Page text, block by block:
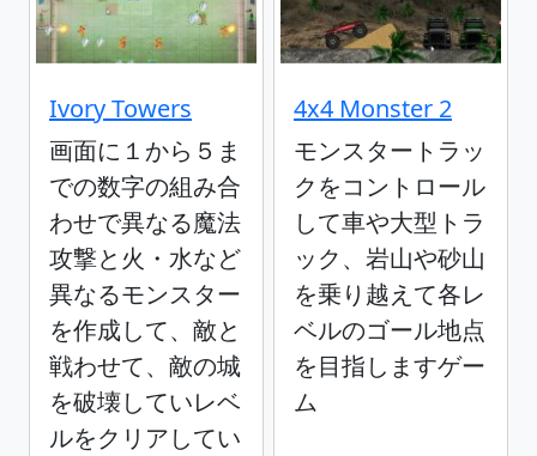
Ivory Towers
画面に１から５ま
での数字の組み合
わせで異なる魔法
攻撃と火・水など
異なるモンスター
を作成して、敵と
戦わせて、敵の城
を破壊していレベ
ルをクリアしてい
4x4 Monster 2
モンスタートラッ
クをコントロール
して車や大型トラ
ック、岩山や砂山
を乗り越えて各レ
ベルのゴール地点
を目指しますゲー
ム